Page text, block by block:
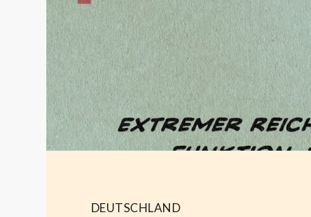
DEUTSCHLAND